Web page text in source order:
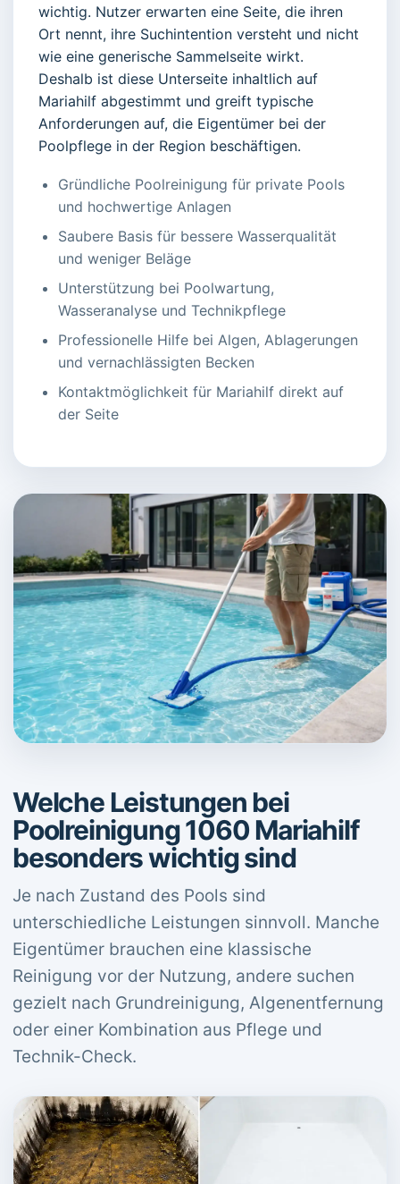
wichtig. Nutzer erwarten eine Seite, die ihren
Ort nennt, ihre Suchintention versteht und nicht
wie eine generische Sammelseite wirkt.
Deshalb ist diese Unterseite inhaltlich auf
Mariahilf abgestimmt und greift typische
Anforderungen auf, die Eigentümer bei der
Poolpflege in der Region beschäftigen.
Gründliche Poolreinigung für private Pools
und hochwertige Anlagen
Saubere Basis für bessere Wasserqualität
und weniger Beläge
Unterstützung bei Poolwartung,
Wasseranalyse und Technikpflege
Professionelle Hilfe bei Algen, Ablagerungen
und vernachlässigten Becken
Kontaktmöglichkeit für Mariahilf direkt auf
der Seite
Welche Leistungen bei
Poolreinigung 1060 Mariahilf
besonders wichtig sind
Je nach Zustand des Pools sind
unterschiedliche Leistungen sinnvoll. Manche
Eigentümer brauchen eine klassische
Reinigung vor der Nutzung, andere suchen
gezielt nach Grundreinigung, Algenentfernung
oder einer Kombination aus Pflege und
Technik-Check.